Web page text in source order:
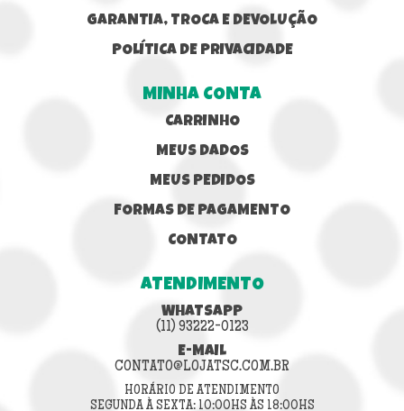
GARANTIA, TROCA E DEVOLUÇÃO
POLÍTICA DE PRIVACIDADE
MINHA CONTA
CARRINHO
MEUS DADOS
MEUS PEDIDOS
FORMAS DE PAGAMENTO
CONTATO
ATENDIMENTO
WHATSAPP
(11) 93222-0123
E-MAIL
CONTATO@LOJATSC.COM.BR
HORÁRIO DE ATENDIMENTO
SEGUNDA À SEXTA: 10:00HS ÀS 18:00HS